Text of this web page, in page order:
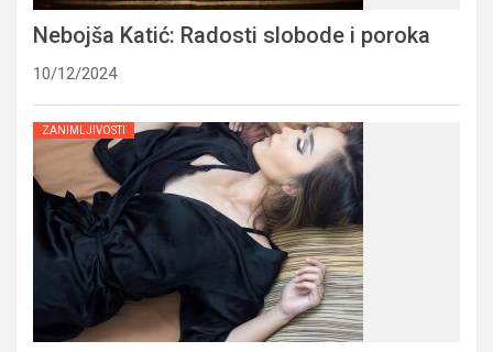
Nebojša Katić: Radosti slobode i poroka
10/12/2024
ZANIMLJIVOSTI